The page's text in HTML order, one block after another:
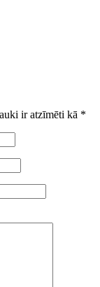
ir atzīmēti kā *